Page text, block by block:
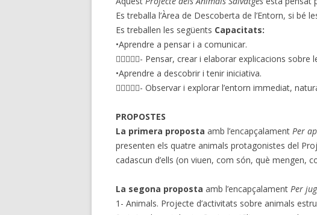
Es treballa l’Àrea de Descoberta de l’Entorn, si bé
Es treballen les següents Capacitats:
•Aprendre a pensar i a comunicar.
- Pensar, crear i elaborar explicacions sobre
•Aprendre a descobrir i tenir iniciativa.
- Observar i explorar l’entorn immediat,
PROPOSTES
La primera proposta amb l’encapçalament Per
presenten els quatre animals protagonistes del
cadascun d’ells (on viuen, com són, què mengen,
La segona proposta amb l’encapçalament Per
1- Animals. Projecte d’activitats sobre animals